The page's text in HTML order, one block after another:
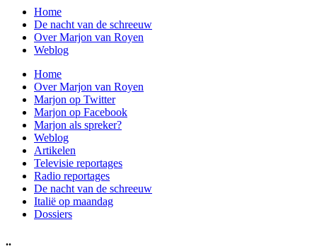
Home
De nacht van de schreeuw
Over Marjon van Royen
Weblog
Home
Over Marjon van Royen
Marjon op Twitter
Marjon op Facebook
Marjon als spreker?
Weblog
Artikelen
Televisie reportages
Radio reportages
De nacht van de schreeuw
Italië op maandag
Dossiers
..